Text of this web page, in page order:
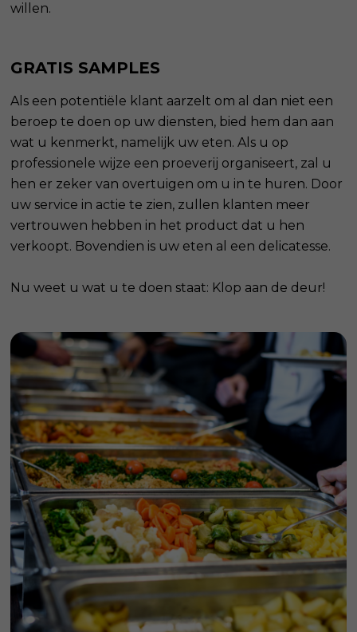
willen.
GRATIS SAMPLES
Als een potentiële klant aarzelt om al dan niet een
beroep te doen op uw diensten, bied hem dan aan
wat u kenmerkt, namelijk uw eten. Als u op
professionele wijze een proeverij organiseert, zal u
hen er zeker van overtuigen om u in te huren. Door
uw service in actie te zien, zullen klanten meer
vertrouwen hebben in het product dat u hen
verkoopt. Bovendien is uw eten al een delicatesse.
Nu weet u wat u te doen staat: Klop aan de deur!